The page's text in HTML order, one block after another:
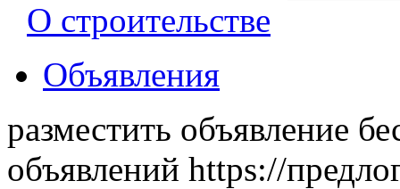
О строительстве
Объявления
разместить объявление
объявлений https://